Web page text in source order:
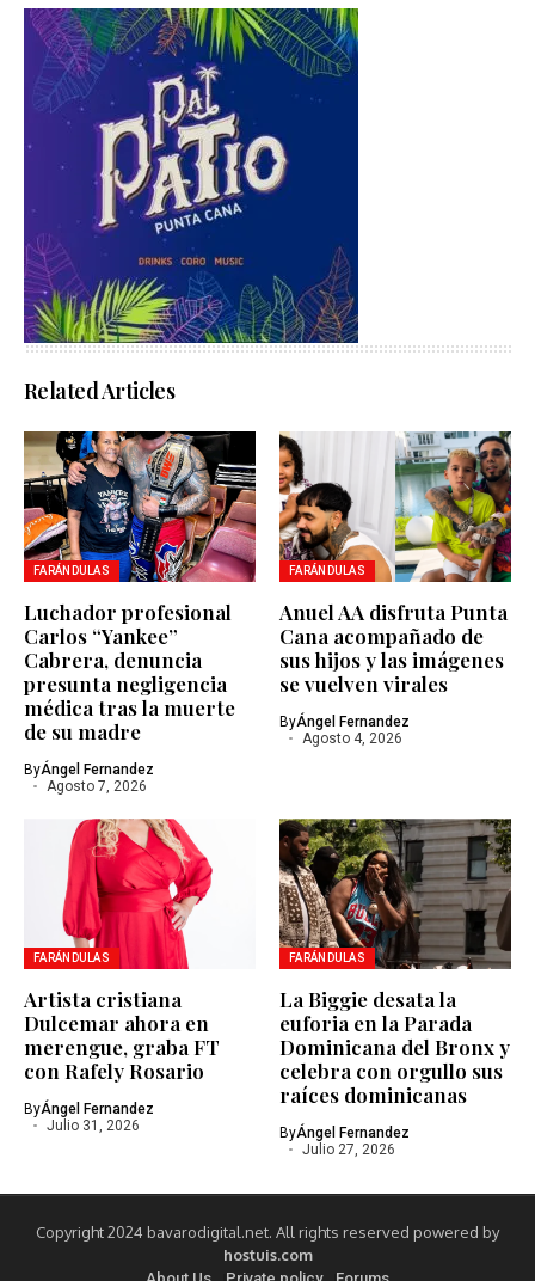
Related Articles
FARÁNDULAS
Luchador profesional
Carlos “Yankee”
Cabrera, denuncia
presunta negligencia
médica tras la muerte
de su madre
ByÁngel Fernandez
Agosto 7, 2026
FARÁNDULAS
Anuel AA disfruta Punta
Cana acompañado de
sus hijos y las imágenes
se vuelven virales
ByÁngel Fernandez
Agosto 4, 2026
FARÁNDULAS
Artista cristiana
Dulcemar ahora en
merengue, graba FT
con Rafely Rosario
ByÁngel Fernandez
Julio 31, 2026
FARÁNDULAS
La Biggie desata la
euforia en la Parada
Dominicana del Bronx y
celebra con orgullo sus
raíces dominicanas
ByÁngel Fernandez
Julio 27, 2026
Copyright 2024 bavarodigital.net. All rights reserved powered by
hostuis.com